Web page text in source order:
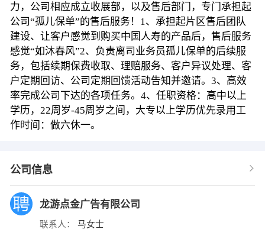
力，公司相应成立收展部，以及售后部门，专门承担起
公司“孤儿保单”的售后服务！1、承担起片区售后团队
建设、让客户感觉到购买中国人寿的产品后，售后服务
感觉“如沐春风”2、负责离司业务员孤儿保单的后续服
务，包括续期保费收取、理赔服务、客户异议处理、客
户定期回访、公司定期回馈活动告知并邀请。3、高效
率完成公司下达的各项任务。4、任职资格：高中以上
学历，22周岁-45周岁之间，大专以上学历优先录用工
作时间：做六休一。
公司信息
龙游点金广告有限公司
联系人： 马女士